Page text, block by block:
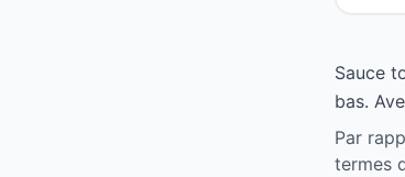
Sauce
bas.
Par
termes